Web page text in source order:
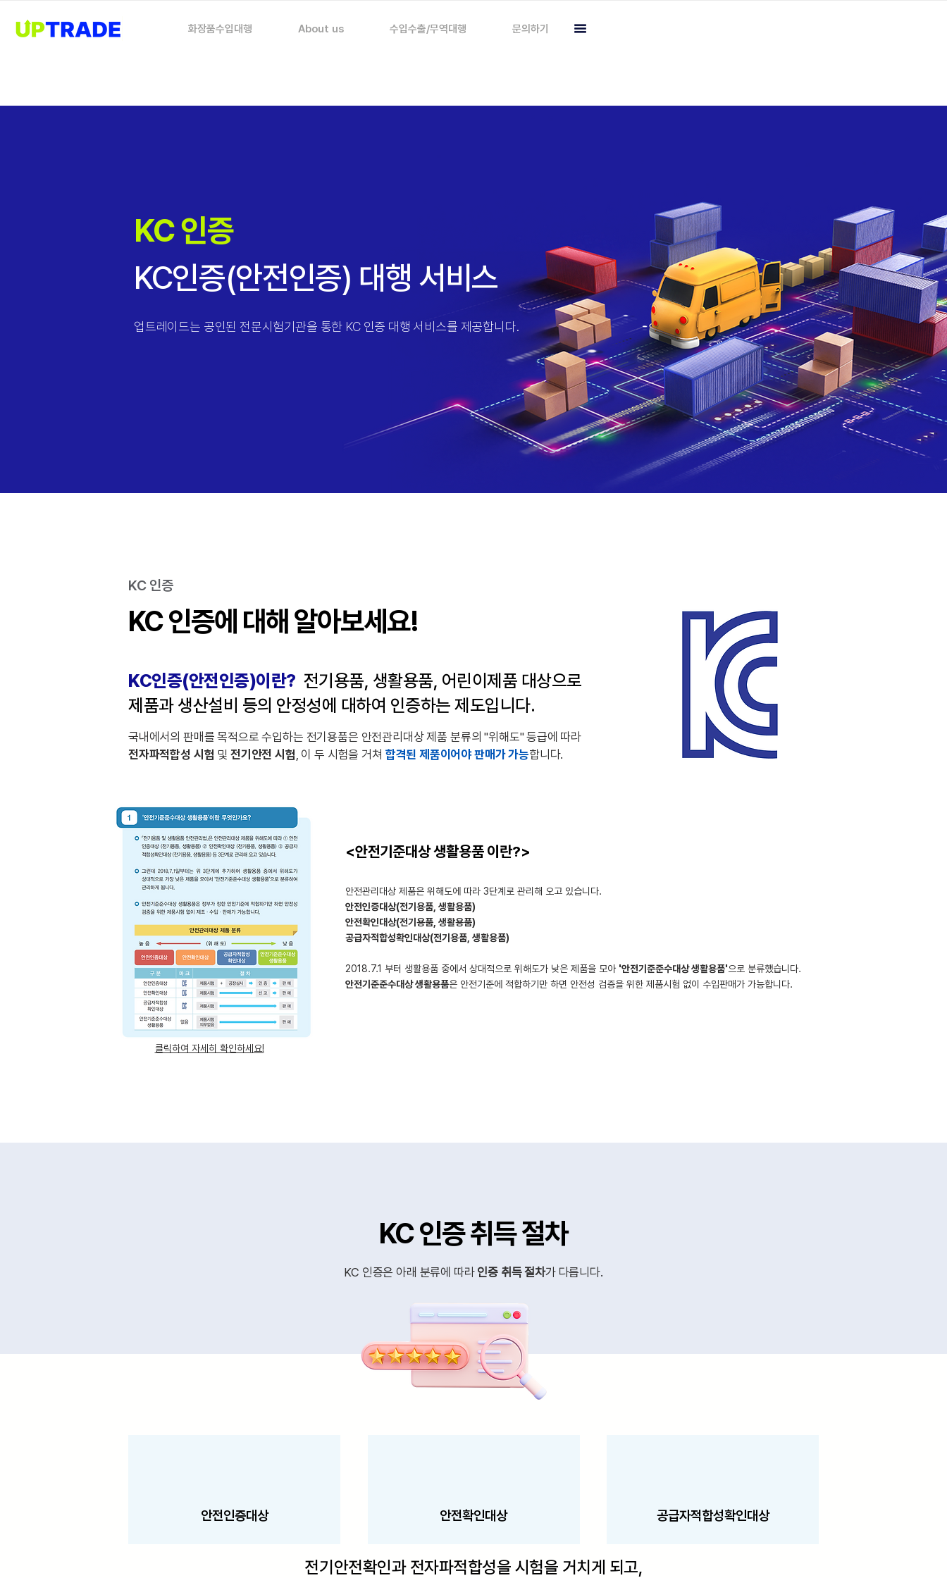
화장품수입대행 About us 수입수출/무역대행 문의하기
KC 인증
KC인증(안전인증) 대행 서비스
업트레이드는 공인된 전문시험기관을 통한 KC 인증 대행 서비스를 제공합니다.
KC 인증
KC 인증에 대해 알아보세요!
KC인증(안전인증)이란? 전기용품, 생활용품, 어린이제품 대상으로
제품과 생산설비 등의 안정성에 대하여 인증하는 제도입니다.
국내에서의 판매를 목적으로 수입하는 전기용품은 안전관리대상 제품 분류의 "위해도" 등급에 따라
전자파적합성 시험 및 전기안전 시험, 이 두 시험을 거쳐 합격된 제품이어야 판매가 가능합니다.
<안전기준대상 생활용품 이란?>
안전관리대상 제품은 위해도에 따라 3단계로 관리해 오고 있습니다.
안전인증대상(전기용품, 생활용품)
안전확인대상(전기용품, 생활용품)
공급자적합성확인대상(전기용품, 생활용품)
2018.7.1 부터 생활용품 중에서 상대적으로 위해도가 낮은 제품을 모아 '안전기준준수대상 생활용품'으로 분류했습니다.
안전기준준수대상 생활용품은 안전기준에 적합하기만 하면 안전성 검증을 위한 제품시험 없이 수입판매가 가능합니다.
클릭하여 자세히 확인하세요!
KC 인증 취득 절차
KC 인증은 아래 분류에 따라 인증 취득 절차가 다릅니다.
안전인증대상 안전확인대상 공급자적합성확인대상
전기안전확인과 전자파적합성을 시험을 거치게 되고,